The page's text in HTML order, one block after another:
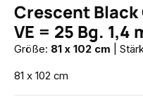
Crescent
VE = 25 Bg. 1,4
Größe: 81 x 102 cm
81 x 102 cm